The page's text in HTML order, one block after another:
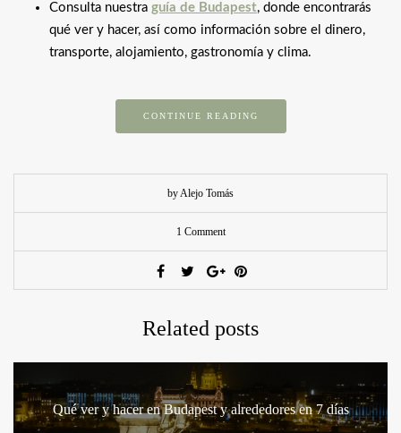
Consulta nuestra guía de Budapest, donde encontrarás
qué ver y hacer, así como información sobre el dinero,
transporte, alojamiento, gastronomía y clima.
CONTINUE READING
by Alejo Tomás
1 Comment
Related posts
Qué ver y hacer en Budapest y alrededores en 7 días